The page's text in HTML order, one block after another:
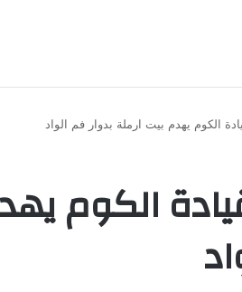
الكوم يهدم بيت ارملة بدوار فم الواد
الكوم